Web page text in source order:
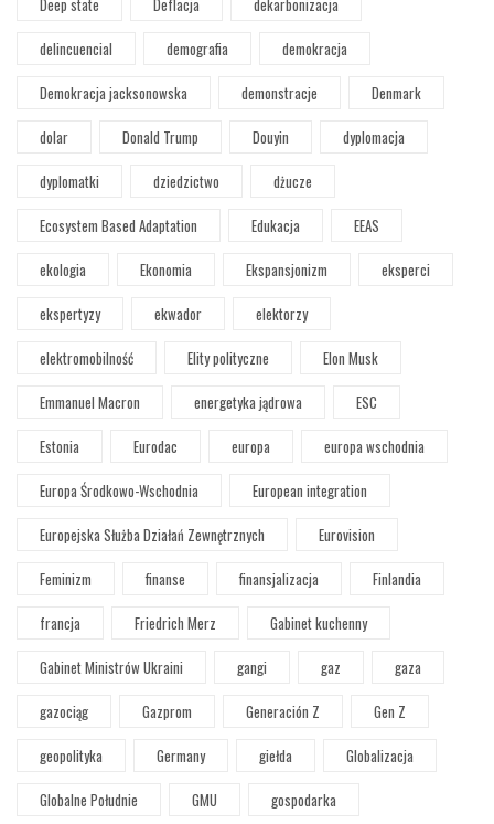
delincuencial
demografia
demokracja
Demokracja jacksonowska
demonstracje
Denmark
dolar
Donald Trump Douyin
dyplomacja
dyplomatki
dziedzictwo
dżucze
Ecosystem Based Adaptation
Edukacja
EEAS
ekologia
Ekonomia Ekspansjonizm
eksperci
ekspertyzy
ekwador
elektorzy
elektromobilność
Elity polityczne
Elon Musk
Emmanuel Macron
energetyka jądrowa
ESC
Estonia
Eurodac europa
europa wschodnia
Europa Środkowo-Wschodnia
European integration
Europejska Służba Działań Zewnętrznych
Eurovision
Feminizm
finanse finansjalizacja
Finlandia
francja
Friedrich Merz
Gabinet kuchenny
Gabinet Ministrów Ukraini
gangi gaz
gaza
gazociąg
Gazprom Generación Z
Gen Z
geopolityka
Germany giełda
Globalizacja
Globalne Południe
GMU
gospodarka